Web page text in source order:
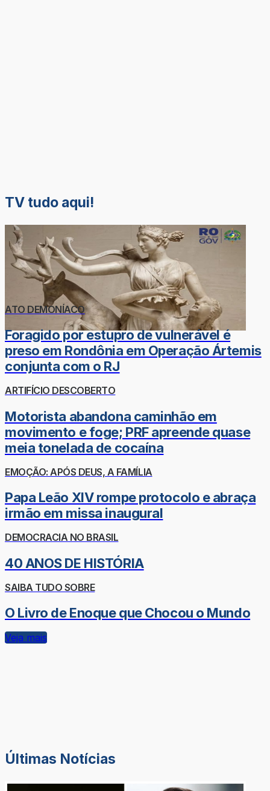
TV tudo aqui!
ATO DEMONÍACO
Foragido por estupro de vulnerável é
preso em Rondônia em Operação Ártemis
conjunta com o RJ
ARTIFÍCIO DESCOBERTO
Motorista abandona caminhão em
movimento e foge; PRF apreende quase
meia tonelada de cocaína
EMOÇÃO: APÓS DEUS, A FAMÍLIA
Papa Leão XIV rompe protocolo e abraça
irmão em missa inaugural
DEMOCRACIA NO BRASIL
40 ANOS DE HISTÓRIA
SAIBA TUDO SOBRE
O Livro de Enoque que Chocou o Mundo
Veja mais
Últimas Notícias